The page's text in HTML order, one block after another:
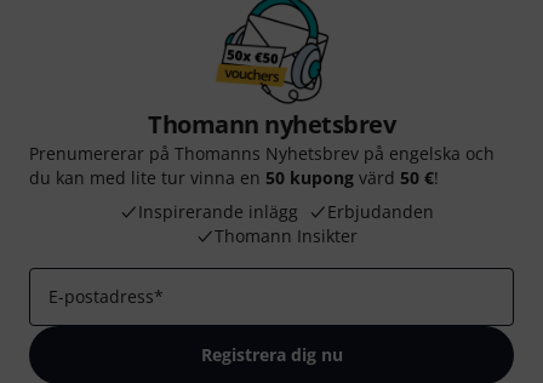
Thomann nyhetsbrev
Prenumererar på Thomanns Nyhetsbrev på engelska och
du kan med lite tur vinna en 50 kupong värd 50 €!
Inspirerande inlägg
Erbjudanden
Thomann Insikter
E-postadress*
Registrera dig nu